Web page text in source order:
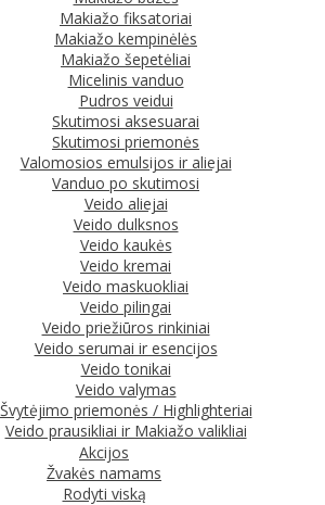
Makiažo fiksatoriai
Makiažo kempinėlės
Makiažo šepetėliai
Micelinis vanduo
Pudros veidui
Skutimosi aksesuarai
Skutimosi priemonės
Valomosios emulsijos ir aliejai
Vanduo po skutimosi
Veido aliejai
Veido dulksnos
Veido kaukės
Veido kremai
Veido maskuokliai
Veido pilingai
Veido priežiūros rinkiniai
Veido serumai ir esencijos
Veido tonikai
Veido valymas
Švytėjimo priemonės / Highlighteriai
Veido prausikliai ir Makiažo valikliai
Akcijos
Žvakės namams
Rodyti viską